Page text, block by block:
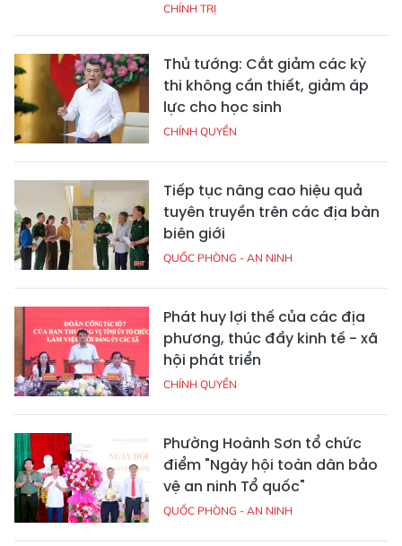
CHÍNH TRỊ
Thủ tướng: Cắt giảm các kỳ
thi không cần thiết, giảm áp
lực cho học sinh
CHÍNH QUYỀN
Tiếp tục nâng cao hiệu quả
tuyên truyền trên các địa bàn
biên giới
QUỐC PHÒNG - AN NINH
Phát huy lợi thế của các địa
phương, thúc đẩy kinh tế - xã
hội phát triển
CHÍNH QUYỀN
Phường Hoành Sơn tổ chức
điểm "Ngày hội toàn dân bảo
vệ an ninh Tổ quốc"
QUỐC PHÒNG - AN NINH